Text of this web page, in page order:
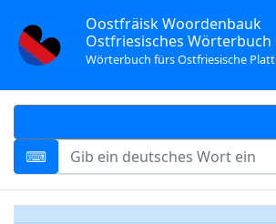
Oostfräisk Woordenbauk
Ostfriesisches Wörterbuch
Wörterbuch fürs Ostfriesische Platt